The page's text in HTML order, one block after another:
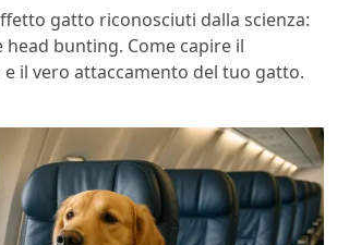
gatto riconosciuti dalla scienza:
head bunting. Come capire il
il vero attaccamento del tuo gatto.